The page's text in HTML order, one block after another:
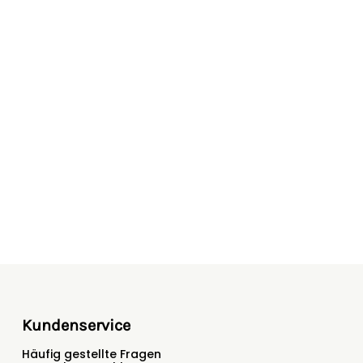
Kundenservice
Häufig gestellte Fragen